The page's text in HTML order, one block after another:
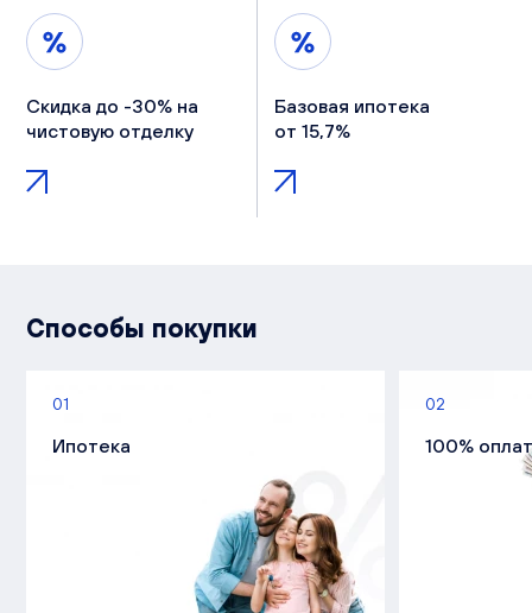
Скидка до -30% на
чистовую отделку
Базовая ипотека
от 15,7%
Способы покупки
01
Ипотека
02
100%